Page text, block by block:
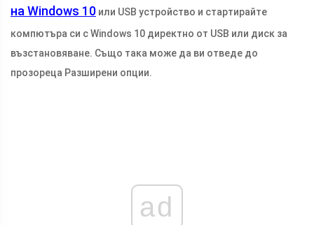
на Windows 10 или USB устройство и стартирайте
компютъра си с Windows 10 директно от USB или диск за
възстановяване. Също така може да ви отведе до
прозореца Разширени опции.
ad